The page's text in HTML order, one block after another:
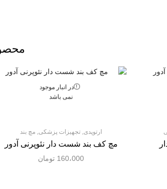
در انبار موجود
نمی باشد
ارتوپدی تجهیزات پزشکی مچ بند
مچ کف بند شست دار نئوپرنی آدور
160،000 تومان